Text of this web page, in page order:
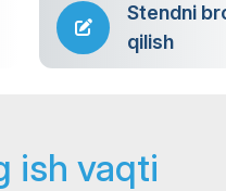
Stendni
qilish
ish vaqti